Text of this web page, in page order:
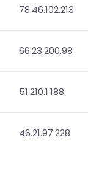
78.46.102.213
66.23.200.98
51.210.1.188
46.21.97.228